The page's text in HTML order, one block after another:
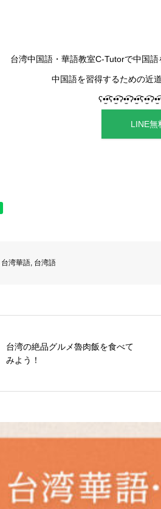
台湾中国語・華語教室C-Tutorで中国
中国語を習得するための近
LINE
台湾華語, 台湾語
台湾の絶品グルメ魯肉飯を食べて
みよう！